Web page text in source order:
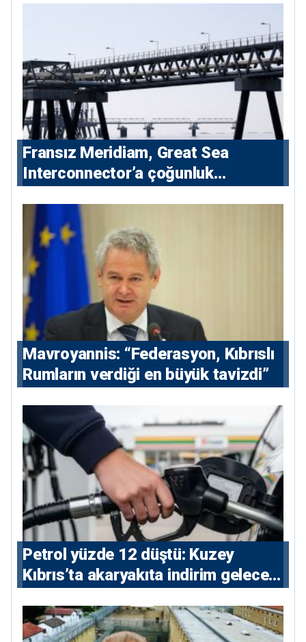
Fransız Meridiam, Great Sea
Interconnector’a çoğunluk
Mavroyannis: “Federasyon, Kıbrıslı
Rumların verdiği en büyük tavizdi”
Petrol yüzde 12 düştü: Kuzey
Kıbrıs’ta akaryakıta indirim gelecek